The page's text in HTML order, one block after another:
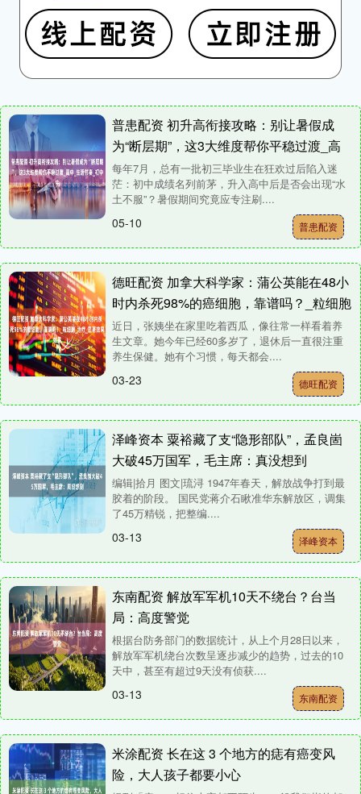
普患配资 初升高衔接攻略：别让暑假成
为“断层期”，这3大维度帮你平稳过渡_高
中_生活节奏_初中
每年7月，总有一批初三毕业生在狂欢过后陷入迷
茫：初中成绩名列前茅，升入高中后是否会出现“水
土不服”？暑假期间究竟应专注刷....
05-10 普患配资
德旺配资 加拿大科学家：蒲公英能在48小
时内杀死98%的癌细胞，靠谱吗？_粒细胞
_治疗_显著效果
近日，张姨坐在家里吃着西瓜，像往常一样看着养
生文章。她今年已经60多岁了，退休后一直很注重
养生保健。她有个习惯，每天都会....
03-23 德旺配资
泽峰资本 粟裕藏了支“隐形部队”，孟良崮
大破45万国军，毛主席：真没想到
编辑|拾月 图文|琉浔 1947年春天，解放战争打到最
胶着的阶段。 国民党蒋介石瞅准华东解放区，调集
了45万精锐，把整编....
03-13 泽峰资本
东南配资 解放军军机10天不绕台？台当
局：高度警觉
根据台防务部门的数据统计，从上个月28日以来，
解放军军机绕台次数呈逐步减少的趋势，过去的10
天中，甚至有超过9天没有侦获....
03-13 东南配资
米涂配资 长在这 3 个地方的痣有癌变风
险，大人孩子都要小心